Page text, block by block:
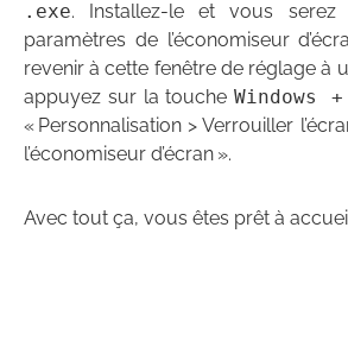
.exe. Installez-le et vous serez
paramètres de l’économiseur
revenir à cette fenêtre de réglage à
appuyez sur la touche Windows
« Personnalisation > Verrouiller
l’économiseur d’écran ».
Avec tout ça, vous êtes prêt à